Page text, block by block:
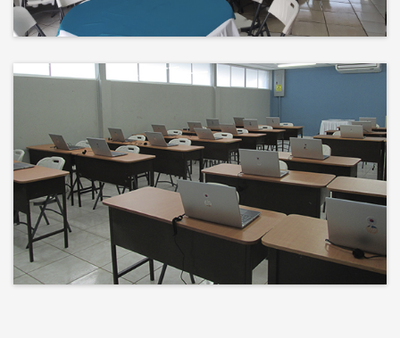
Bienvenidos a un espacio donde
las ideas cobran voz y el
conocimiento se comparte